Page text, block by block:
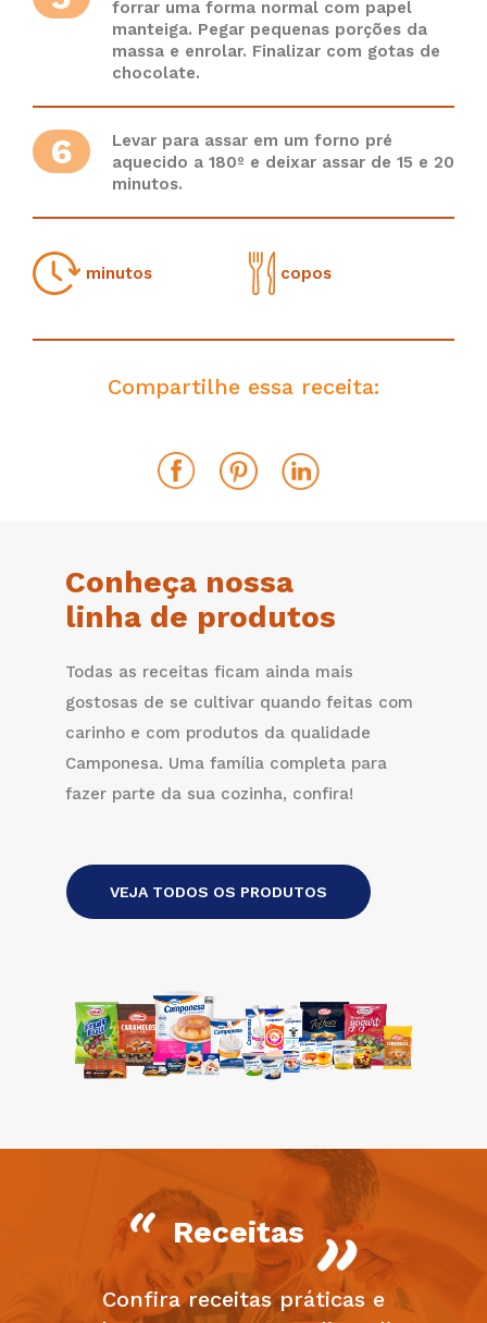
forrar uma forma normal com papel
manteiga. Pegar pequenas porções da
massa e enrolar. Finalizar com gotas de
chocolate.
6
Levar para assar em um forno pré
aquecido a 180º e deixar assar de 15 e 20
minutos.
minutos copos
Compartilhe essa receita:
Conheça nossa
linha de produtos
Todas as receitas ficam ainda mais
gostosas de se cultivar quando feitas com
carinho e com produtos da qualidade
Camponesa. Uma família completa para
fazer parte da sua cozinha, confira!
VEJA TODOS OS PRODUTOS
Receitas
Confira receitas práticas e